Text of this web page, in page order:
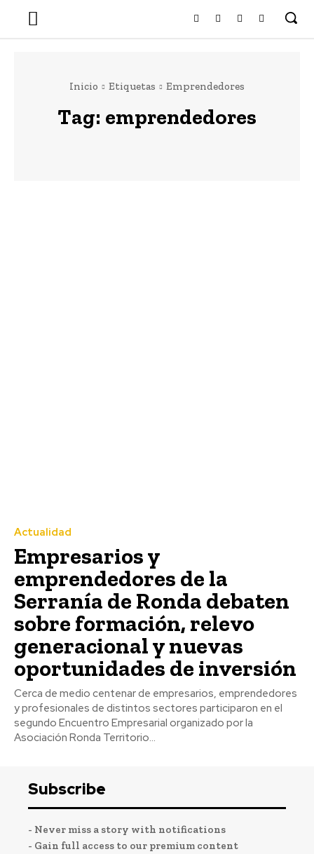
Inicio Etiquetas Emprendedores
Tag: emprendedores
Actualidad
Empresarios y
emprendedores de la
Serranía de Ronda debaten
sobre formación, relevo
generacional y nuevas
oportunidades de inversión
Cerca de medio centenar de empresarios, emprendedores
y profesionales de distintos sectores participaron en el
segundo Encuentro Empresarial organizado por la
Asociación Ronda Territorio...
Subscribe
- Never miss a story with notifications
- Gain full access to our premium content